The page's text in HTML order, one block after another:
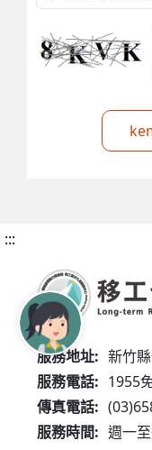
:::
服務地址: 新竹
服務電話: 1955
傳真電話:
服務時間: 週一